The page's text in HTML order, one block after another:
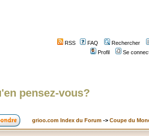
RSS FAQ
Rechercher
Profil
Se
pensez-vous?
grioo.com Index du Forum -> Coupe du